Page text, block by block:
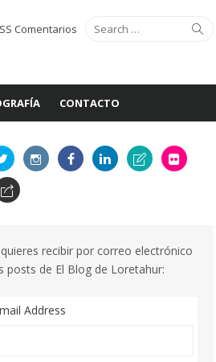
Search
for:
Comentarios
CONTACTO
recibir por correo electrónico
posts de El Blog de Loretahur:
Address